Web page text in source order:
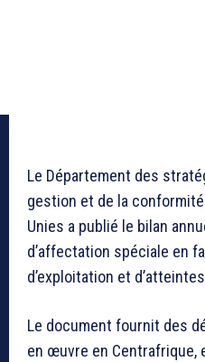
Le Département des
gestion et de la
Unies a publié le bilan
d’affectation spéciale en
d’exploitation et
Le document fournit des
en œuvre en Centrafrique,